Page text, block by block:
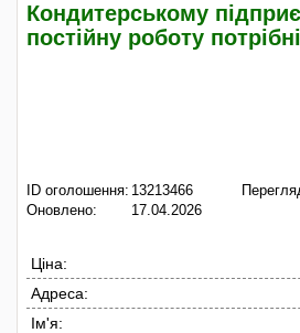
Кондитерському
постійну роботу
ID оголошення: 13213466
Оновлено:
17.04.2026
Ціна:
Адреса:
Ім'я: